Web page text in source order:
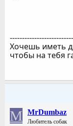
Хочешь иметь
чтобы на тебя
M MrDumbaz
Любитель собак